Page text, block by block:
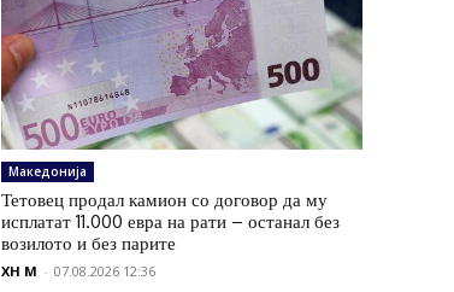
Македонија
Тетовец продал камион со договор да му
исплатат 11.000 евра на рати – останал без
возилото и без парите
XH M - 07.08.2026 12:36